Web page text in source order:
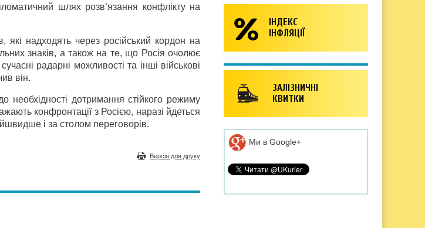
шлях розв’язання конфлікту на
надходять через російський кордон на
знаків, а також на те, що Росія очолює
радарні можливості та інші військові
він.
необхідності дотримання стійкого режиму
конфронтації з Росією, наразі йдеться
і за столом переговорів.
Версія для друку
ІНДЕКС
ІНФЛЯЦІЇ
ЗАЛІЗНИЧНІ
КВИТКИ
Ми в Google+